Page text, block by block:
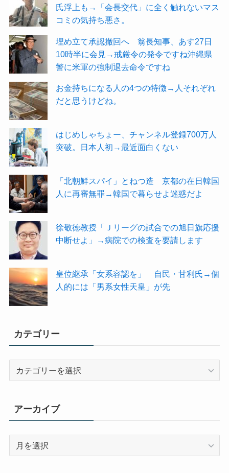
氏浮上も→「会長交代」に全く触れないマス
コミの気持ち悪さ。
埋め立て承認撤回へ 翁長知事、あす27日
10時半に会見→戒厳令の発令ですね沖縄県
警に米軍の強制退去命令ですね
お金持ちになる人の4つの特徴→人それぞれ
だと思うけどね。
はじめしゃちょー、チャンネル登録700万人
突破。日本人初→最近面白くない
「北朝鮮スパイ」とねつ造 京都の在日韓国
人に再審無罪→韓国で暮らせよ迷惑だよ
徐敬徳教授「Ｊリーグの試合での旭日旗応援
中断せよ」→病院での検査を要請します
皇位継承「女系容認を」 自民・甘利氏→個
人的には「男系女性天皇」が先
カテゴリー
リ
ー
アーカイブ